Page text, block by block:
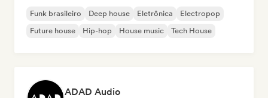
Funk brasileiro Deep house Eletrônica
Electropop
Future house
Hip-hop House music Tech House
ADAD Audio